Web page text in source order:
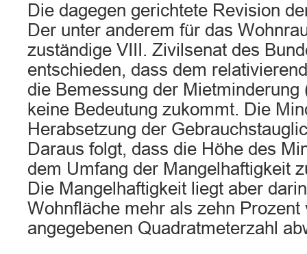
Die dagegen gerichtete Revision
Der unter anderem für das
zuständige VIII. Zivilsenat des
entschieden, dass dem
die Bemessung der Mietminderung
keine Bedeutung zukommt. Die
Herabsetzung der
Daraus folgt, dass die Höhe des
dem Umfang der Mangelhaftigkeit
Die Mangelhaftigkeit liegt aber
Wohnfläche mehr als zehn Prozent
angegebenen Quadratmeterzahl